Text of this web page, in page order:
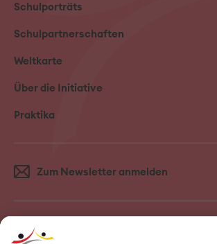
Schulporträts
Schulpartnerschaften
Weltkarte
Über die Initiative
Praktika
Zum Newsletter anmelden